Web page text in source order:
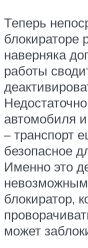
Теперь
блокираторе
наверняка
работы
автомобиля и
– транспорт
безопасное
Именно это
блокиратор,
может